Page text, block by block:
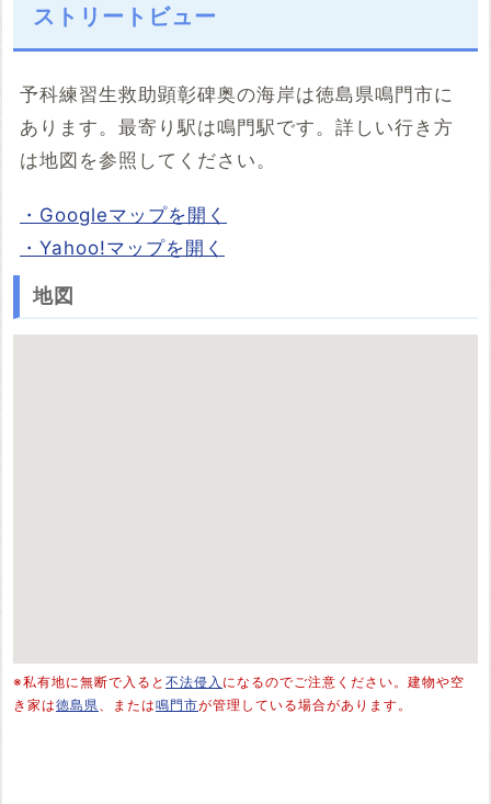
ストリートビュー
予科練習生救助顕彰碑奥の海岸は徳島県鳴門市に
あります。最寄り駅は鳴門駅です。詳しい行き方
は地図を参照してください。
・Googleマップを開く
・Yahoo!マップを開く
地図
※私有地に無断で入ると 不法侵入 になるのでご注意ください。建物や空
き家は徳島県 、または鳴門市が管理している場合があります。